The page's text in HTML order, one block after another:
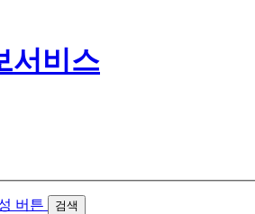
검색